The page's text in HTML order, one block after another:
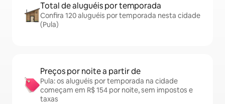
Total de aluguéis por temporada
Confira 120 aluguéis por temporada nesta cidade
(Pula)
Preços por noite a partir de
Pula: os aluguéis por temporada na cidade
começam em R$ 154 por noite, sem impostos e
taxas